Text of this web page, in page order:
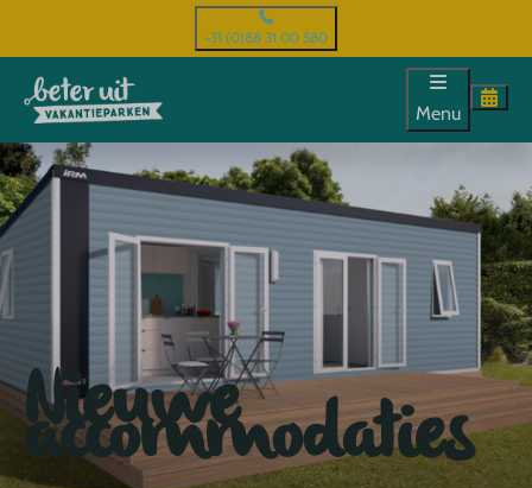
+31 (0)88 31 00 580
Menu
Nieuwe
accommodaties